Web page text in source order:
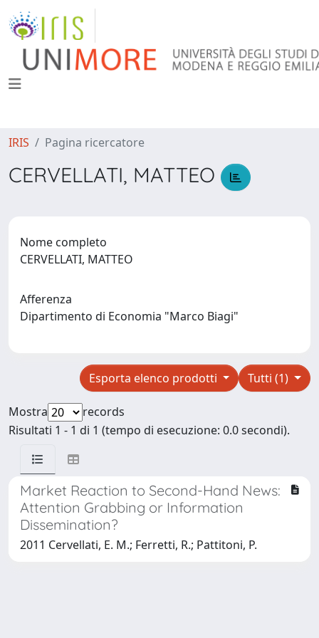
IRIS Pagina ricercatore
CERVELLATI, MATTEO
Nome completo
CERVELLATI, MATTEO
Afferenza
Dipartimento di Economia "Marco Biagi"
Tutti (1)
Esporta elenco prodotti
Mostra
records
Risultati 1 - 1 di 1 (tempo di esecuzione: 0.0 secondi).
Market Reaction to Second-Hand News:
Attention Grabbing or Information
Dissemination?
2011 Cervellati, E. M.; Ferretti, R.; Pattitoni, P.